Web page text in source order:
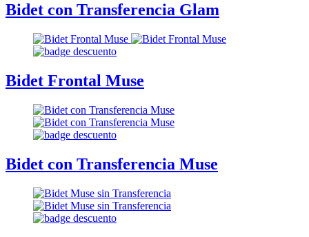
Bidet con Transferencia Glam
Bidet Frontal Muse
Bidet con Transferencia Muse